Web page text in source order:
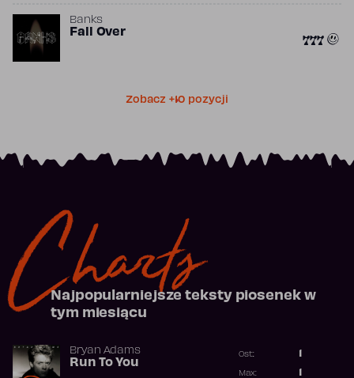
Banks
Fall Over 777
Zobacz +10 pozycji
Charts
Najpopularniejsze teksty piosenek w
tym miesiącu
Bryan Adams
Run To You
Ost.:
Max: